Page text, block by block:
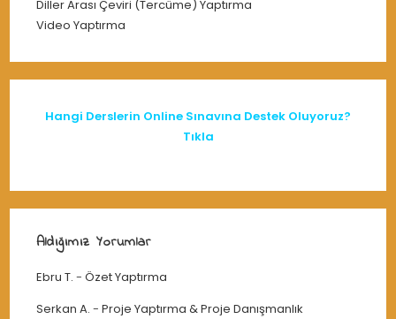
Diller Arası Çeviri (Tercüme) Yaptırma
Video Yaptırma
Hangi Derslerin Online Sınavına Destek Oluyoruz?
Tıkla
Aldığımız Yorumlar
Ebru T. -Özet Yaptırma
Serkan A. -Proje Yaptırma & Proje Danışmanlık